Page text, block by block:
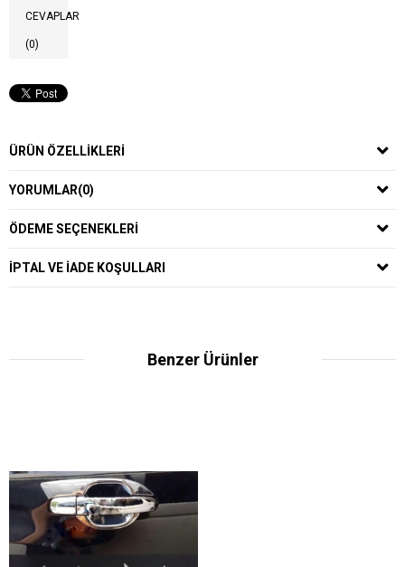
CEVAPLAR
(0)
ÜRÜN ÖZELLIKLERI
YORUMLAR(0)
ÖDEME SEÇENEKLERI
IPTAL VE IADE KOŞULLARI
Benzer Ürünler